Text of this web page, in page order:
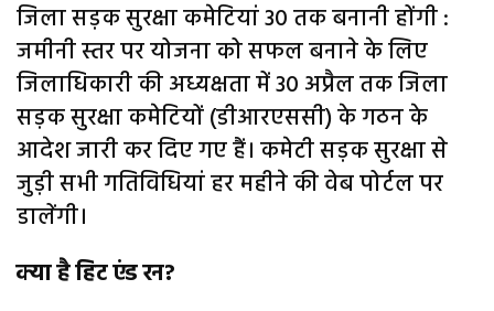
जिला सड़क सुरक्षा कमेटियां 30 तक बनानी होंगी :
जमीनी स्तर पर योजना को सफल बनाने के लिए
जिलाधिकारी की अध्यक्षता में 30 अप्रैल तक जिला
सड़क सुरक्षा कमेटियों (डीआरएससी) के गठन के
आदेश जारी कर दिए गए हैं। कमेटी सड़क सुरक्षा से
जुड़ी सभी गतिविधियां हर महीने की वेब पोर्टल पर
डालेंगी।
क्या है हिट एंड रन?